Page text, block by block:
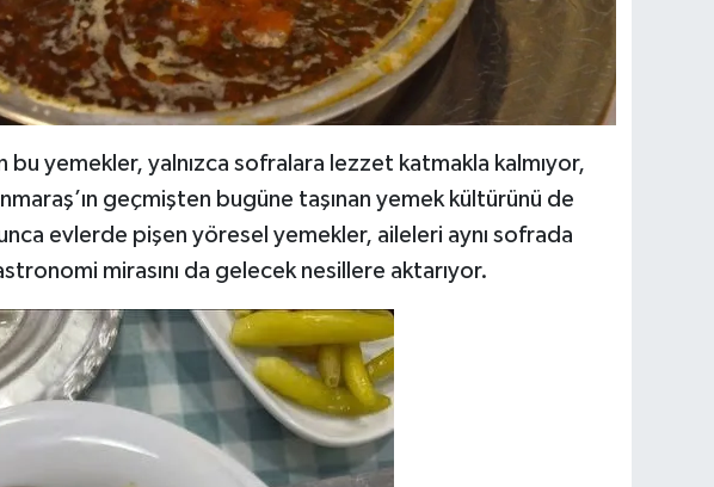
bu yemekler, yalnızca sofralara lezzet katmakla kalmıyor,
geçmişten bugüne taşınan yemek kültürünü de
evlerde pişen yöresel yemekler, aileleri aynı sofrada
mirasını da gelecek nesillere aktarıyor.